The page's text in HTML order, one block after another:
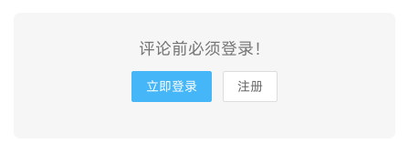
评论前必须登录！
立即登录 注册